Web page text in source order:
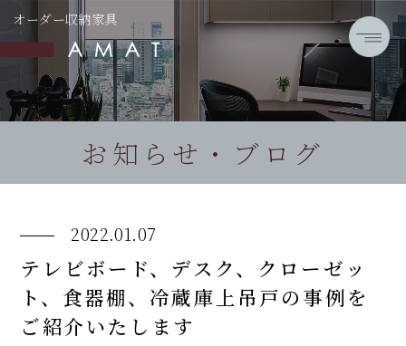
オーダー収納家具
お知らせ・ブログ
2022.01.07
テレビボード、デスク、クローゼッ
ト、食器棚、冷蔵庫上吊戸の事例を
ご紹介いたします